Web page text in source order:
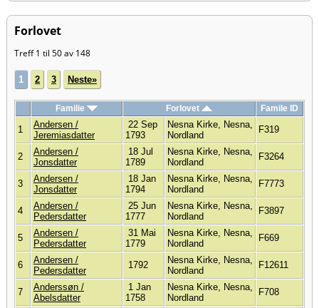
Forlovet
Treff 1 til 50 av 148
1 2 3 Neste»
Familie Forlovet Famile ID
1
Andersen /
Jeremiasdatter
22 Sep
1793
Nesna Kirke, Nesna,
Nordland
F319
2
Andersen /
Jonsdatter
18 Jul
1789
Nesna Kirke, Nesna,
Nordland
F3264
3
Andersen /
Jonsdatter
18 Jan
1794
Nesna Kirke, Nesna,
Nordland
F7773
4
Andersen /
Pedersdatter
25 Jun
1777
Nesna Kirke, Nesna,
Nordland
F3897
5
Andersen /
Pedersdatter
31 Mai
1779
Nesna Kirke, Nesna,
Nordland
F669
6
Andersen /
Pedersdatter
1792
Nesna Kirke, Nesna,
Nordland
F12611
7
Anderssøn /
Abelsdatter
1 Jan
1758
Nesna Kirke, Nesna,
Nordland
F708